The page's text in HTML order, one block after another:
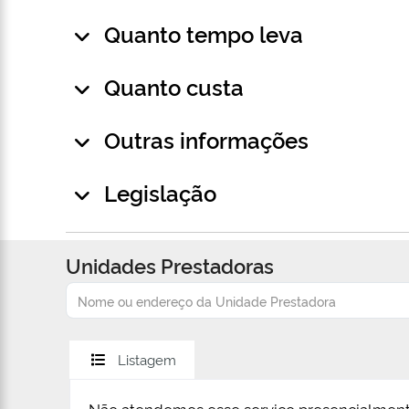
Quanto tempo leva
Quanto custa
Outras informações
Legislação
Unidades Prestadoras
Listagem